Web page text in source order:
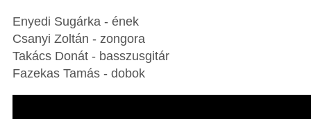
Enyedi Sugárka - ének
Csanyi Zoltán - zongora
Takács Donát - basszusgitár
Fazekas Tamás - dobok